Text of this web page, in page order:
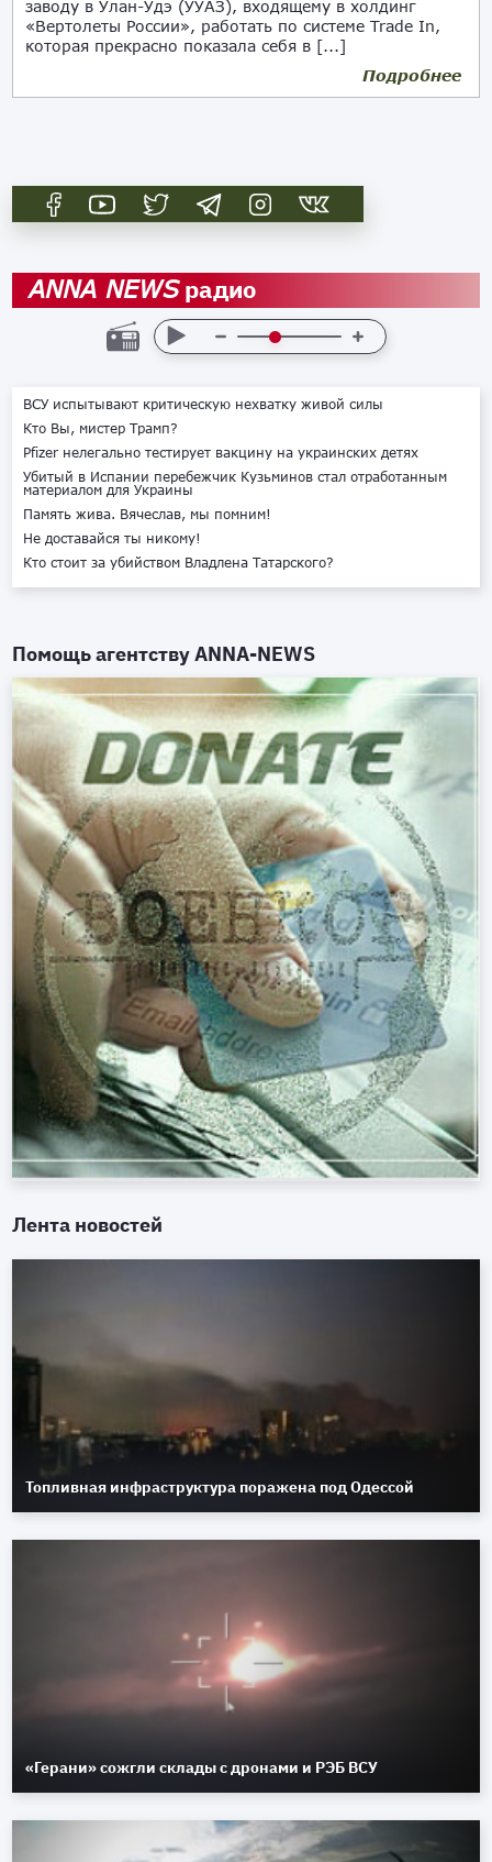
заводу в Улан-Удэ (УУАЗ), входящему в холдинг
«Вертолеты России», работать по системе Trade In,
которая прекрасно показала себя в [...]
Подробнее
ANNA NEWSрадио
ВСУ испытывают критическую нехватку живой силы
Кто Вы, мистер Трамп?
Pfizer нелегально тестирует вакцину на украинских детях
Убитый в Испании перебежчик Кузьминов стал отработанным
материалом для Украины
Память жива. Вячеслав, мы помним!
Не доставайся ты никому!
Кто стоит за убийством Владлена Татарского?
Помощь агентствуANNA-NEWS
Лента новостей
Топливная инфраструктура поражена под Одессой
«Герани» сожгли склады с дронами и РЭБ ВСУ